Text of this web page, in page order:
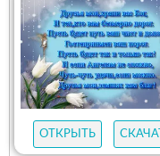
ОТКРЫТЬ